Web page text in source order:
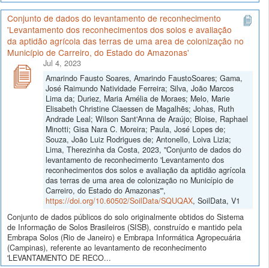
Conjunto de dados do levantamento de reconhecimento
'Levantamento dos reconhecimentos dos solos e avaliação
da aptidão agrícola das terras de uma area de colonização no
Município de Carreiro, do Estado do Amazonas'
Jul 4, 2023
Amarindo Fausto Soares, Amarindo FaustoSoares; Gama,
José Raimundo Natividade Ferreira; Silva, João Marcos
Lima da; Duriez, Maria Amélia de Moraes; Melo, Marie
Elisabeth Christine Claessen de Magalhẽs; Johas, Ruth
Andrade Leal; Wilson Sant'Anna de Araújo; Bloise, Raphael
Minotti; Gisa Nara C. Moreira; Paula, José Lopes de;
Souza, João Luiz Rodrigues de; Antonello, Loiva Lizia;
Lima, Therezinha da Costa, 2023, "Conjunto de dados do
levantamento de reconhecimento 'Levantamento dos
reconhecimentos dos solos e avaliação da aptidão agrícola
das terras de uma area de colonização no Município de
Carreiro, do Estado do Amazonas'",
https://doi.org/10.60502/SoilData/SQUQAX, SoilData, V1
Conjunto de dados públicos do solo originalmente obtidos do Sistema
de Informação de Solos Brasileiros (SISB), construído e mantido pela
Embrapa Solos (Rio de Janeiro) e Embrapa Informática Agropecuária
(Campinas), referente ao levantamento de reconhecimento
'LEVANTAMENTO DE RECO...